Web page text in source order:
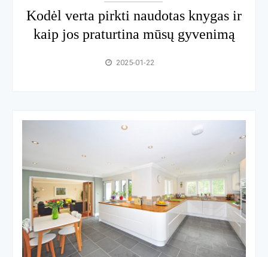
Kodėl verta pirkti naudotas knygas ir
kaip jos praturtina mūsų gyvenimą
2025-01-22